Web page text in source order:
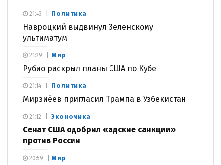
Политика
Навроцкий выдвинул Зеленскому
ультиматум
21:43
Мир
Рубио раскрыл планы США по Кубе
21:29
Политика
Мирзиёев пригласил Трампа в Узбекистан
21:14
Экономика
Сенат США одобрил «адские санкции»
против России
21:12
Мир
20:59